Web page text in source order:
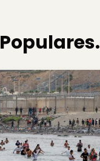
Populares.